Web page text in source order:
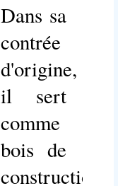
Dans sa
contrée
d'origine,
il sert
comme
bois de
construction.